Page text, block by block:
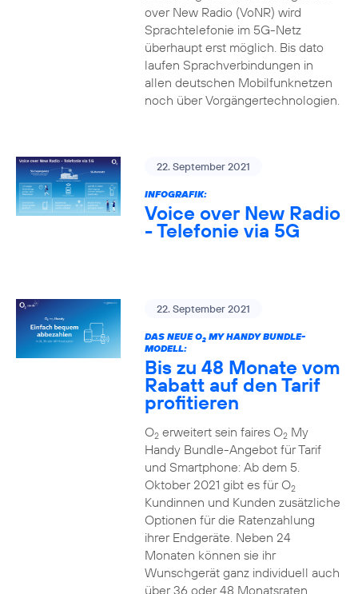
over New Radio (VoNR) wird
Sprachtelefonie im 5G-Netz
überhaupt erst möglich. Bis dato
laufen Sprachverbindungen in
allen deutschen Mobilfunknetzen
noch über Vorgängertechnologien.
22. September 2021
INFOGRAFIK:
Voice over New Radio
- Telefonie via 5G
22. September 2021
DAS NEUE O2MY HANDY BUNDLE-
MODELL:
Bis zu 48 Monate vom
Rabatt auf den Tarif
profitieren
O2erweitert sein faires O2My
Handy Bundle-Angebot für Tarif
und Smartphone: Ab dem 5.
Oktober 2021 gibt es für O2
Kundinnen und Kunden zusätzliche
Optionen für die Ratenzahlung
ihrer Endgeräte. Neben 24
Monaten können sie ihr
Wunschgerät ganz individuell auch
über 36 oder 48 Monatsraten